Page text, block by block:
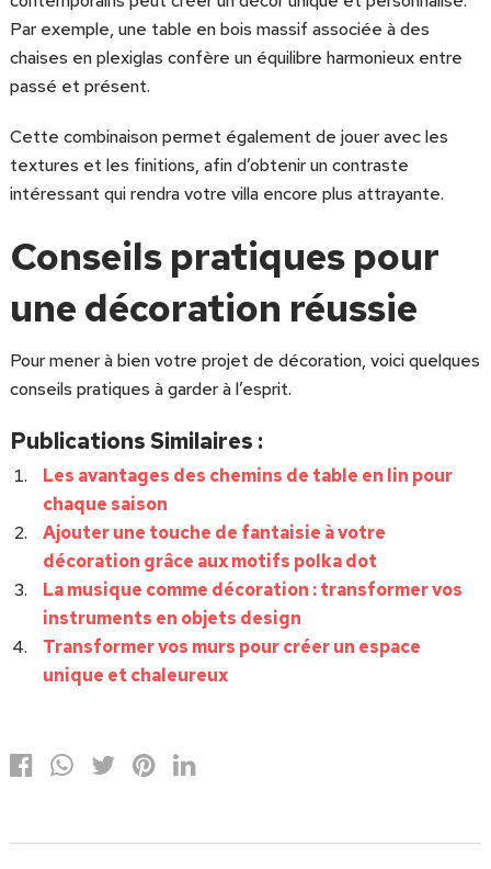
Par exemple, une table en bois massif associée à des
chaises en plexiglas confère un équilibre harmonieux entre
passé et présent.
Cette combinaison permet également de jouer avec les
textures et les finitions, afin d’obtenir un contraste
intéressant qui rendra votre villa encore plus attrayante.
Conseils pratiques pour
une décoration réussie
Pour mener à bien votre projet de décoration, voici quelques
conseils pratiques à garder à l’esprit.
Publications Similaires :
Les avantages des chemins de table en lin pour
chaque saison
Ajouter une touche de fantaisie à votre
décoration grâce aux motifs polka dot
La musique comme décoration : transformer vos
instruments en objets design
Transformer vos murs pour créer un espace
unique et chaleureux